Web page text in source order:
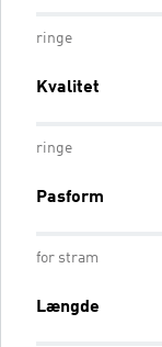
ringe
Kvalitet
ringe
Pasform
for stram
Længde